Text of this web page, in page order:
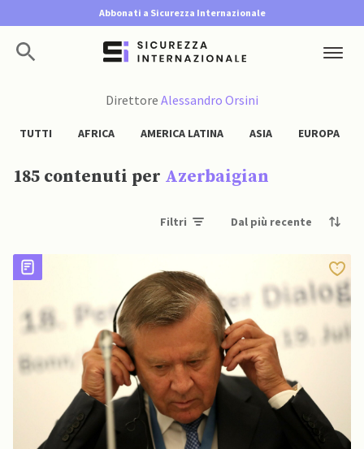
Abbonati a Sicurezza Internazionale
Direttore Alessandro Orsini
TUTTI AFRICA AMERICA LATINA ASIA EUROPA
185 contenuti per Azerbaigian
Filtri